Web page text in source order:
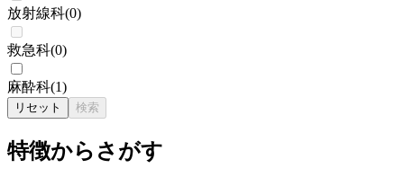
放射線科(0)
救急科(0)
麻酔科(1)
リセット 検索
特徴からさがす